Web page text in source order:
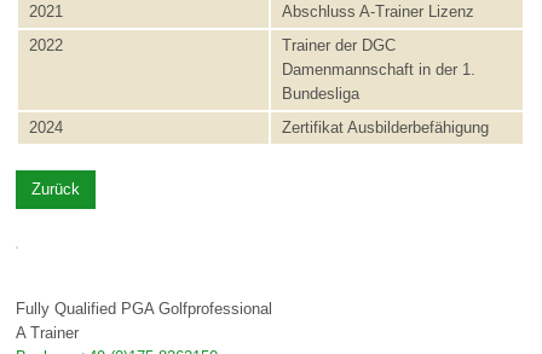
2021
Abschluss A-Trainer Lizenz
2022
Trainer der DGC
Damenmannschaft in der 1.
Bundesliga
2024
Zertifikat Ausbilderbefähigung
Zurück
Fully Qualified PGA Golfprofessional
A Trainer